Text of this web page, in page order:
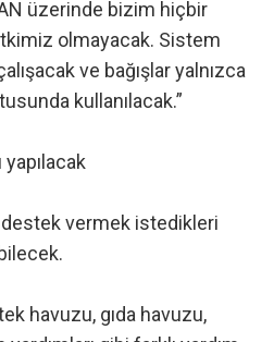
üzerinde bizim hiçbir
olmayacak. Sistem
ve bağışlar yalnızca
kullanılacak.”
yapılacak
destek vermek istedikleri
havuzu, gıda havuzu,